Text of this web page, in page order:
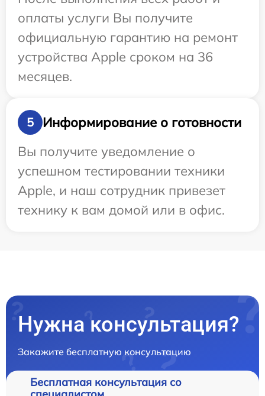
оплаты услуги Вы получите
официальную гарантию на ремонт
устройства Apple сроком на 36
месяцев.
5
Информирование о готовности
Вы получите уведомление о
успешном тестировании техники
Apple, и наш сотрудник привезет
технику к вам домой или в офис.
Нужна консультация?
Закажите бесплатную консультацию
Бесплатная консультация со